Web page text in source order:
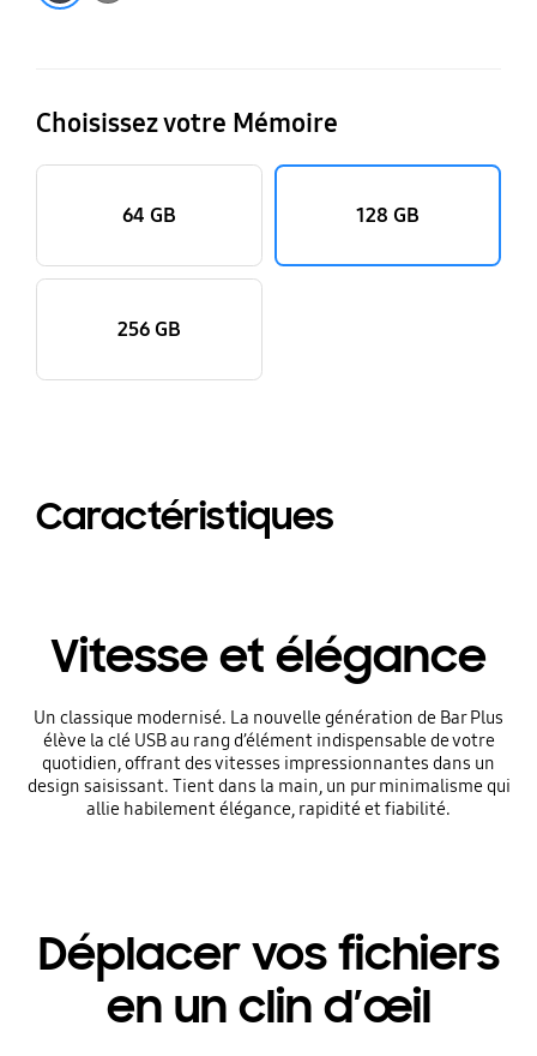
Choisissez votre Mémoire
64 GB 128 GB
256 GB
Caractéristiques
Vitesse et élégance
Un classique modernisé. La nouvelle génération de Bar Plus
élève la clé USB au rang d’élément indispensable de votre
quotidien, offrant des vitesses impressionnantes dans un
design saisissant. Tient dans la main, un pur minimalisme qui
allie habilement élégance, rapidité et fiabilité.
Déplacer vos fichiers
en un clin d’œil